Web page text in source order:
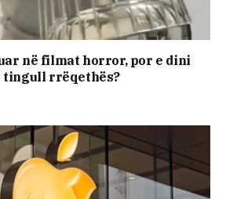
në filmat horror, por e dini
tingull rrëqethës?